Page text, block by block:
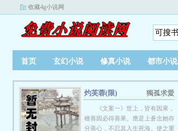
收藏4g小说网
首页 玄幻小说 修真小说 都市小说
獨孤求愛
灼芙蓉(限)
《文案一》世上，皆有因果，
種善因必得善果。應是上蒼念她存
分善心，不忍其入生死海。使之重